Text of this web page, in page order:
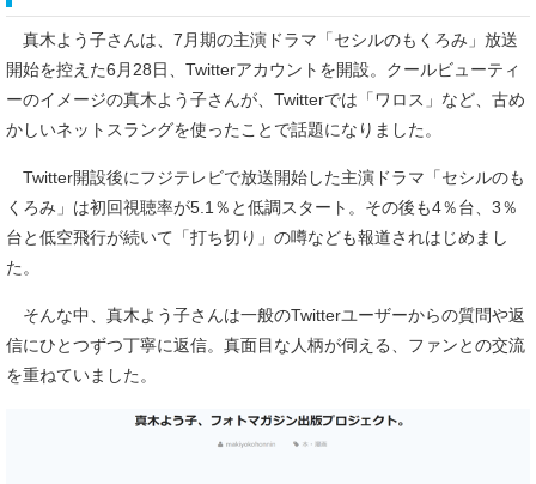
真木よう子さんは、7月期の主演ドラマ「セシルのもくろみ」放送
開始を控えた6月28日、Twitterアカウントを開設。クールビューティ
ーのイメージの真木よう子さんが、Twitterでは「ワロス」など、古め
かしいネットスラングを使ったことで話題になりました。
Twitter開設後にフジテレビで放送開始した主演ドラマ「セシルのも
くろみ」は初回視聴率が5.1％と低調スタート。その後も4％台、3％
台と低空飛行が続いて「打ち切り」の噂なども報道されはじめまし
た。
そんな中、真木よう子さんは一般のTwitterユーザーからの質問や返
信にひとつずつ丁寧に返信。真面目な人柄が伺える、ファンとの交流
を重ねていました。